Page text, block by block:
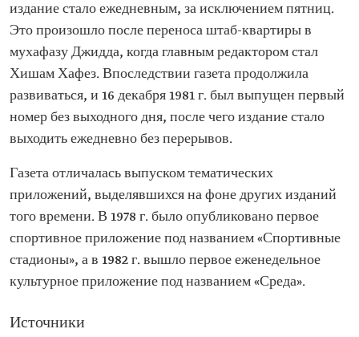
издание стало ежедневным, за исключением пятниц.
Это произошло после переноса штаб-квартиры в
мухафазу Джидда, когда главным редактором стал
Хишам Хафез. Впоследствии газета продолжила
развиваться, и 16 декабря 1981 г. был выпущен первый
номер без выходного дня, после чего издание стало
выходить ежедневно без перерывов.
Газета отличалась выпуском тематических
приложений, выделявшихся на фоне других изданий
того времени. В 1978 г. было опубликовано первое
спортивное приложение под названием «Спортивные
стадионы», а в 1982 г. вышло первое еженедельное
культурное приложение под названием «Среда».
Источники